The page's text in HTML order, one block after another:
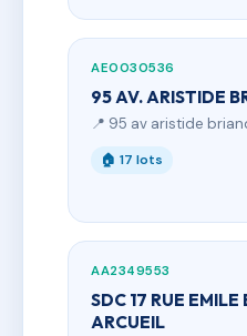
AE0030536
95 AV. ARISTIDE
📍 95 av aristide
🏠 17 lots
AA2349553
SDC 17 RUE
ARCUEIL